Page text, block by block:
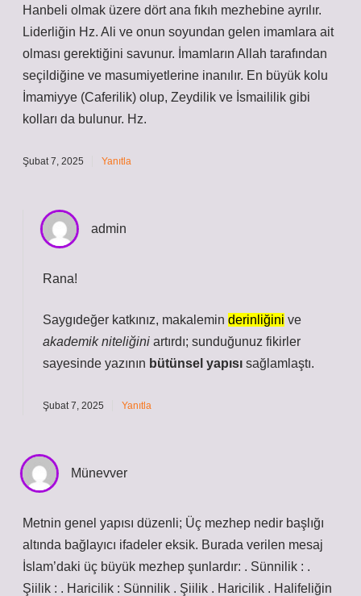
Hanbeli olmak üzere dört ana fıkıh mezhebine ayrılır.
Liderliğin Hz. Ali ve onun soyundan gelen imamlara ait
olması gerektiğini savunur. İmamların Allah tarafından
seçildiğine ve masumiyetlerine inanılır. En büyük kolu
İmamiyye (Caferilik) olup, Zeydilik ve İsmaililik gibi
kolları da bulunur. Hz.
Şubat 7, 2025 Yanıtla
admin
Rana!
Saygıdeğer katkınız, makalemin derinliğini ve
akademik niteliğini artırdı; sunduğunuz fikirler
sayesinde yazının bütünsel yapısı sağlamlaştı.
Şubat 7, 2025 Yanıtla
Münevver
Metnin genel yapısı düzenli; Üç mezhep nedir başlığı
altında bağlayıcı ifadeler eksik. Burada verilen mesaj
İslam’daki üç büyük mezhep şunlardır: . Sünnilik : .
Şiilik : . Haricilik : Sünnilik . Şiilik . Haricilik . Halifeliğin